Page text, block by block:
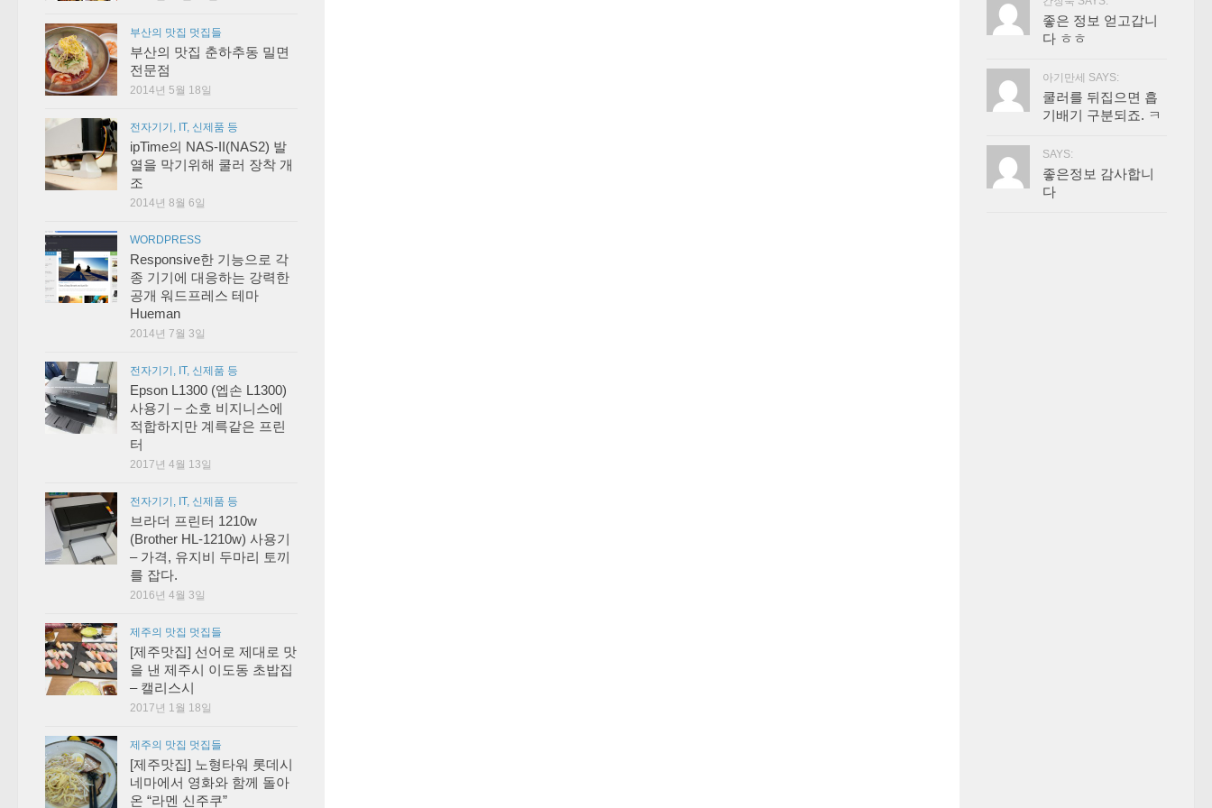
부산의 맛집 멋집들
부산의 맛집 춘하추동 밀면
전문점
2014년 5월 18일
전자기기, IT, 신제품 등
ipTime의 NAS-II(NAS2) 발
열을 막기위해 쿨러 장착 개
조
2014년 8월 6일
WORDPRESS
Responsive한 기능으로 각
종 기기에 대응하는 강력한
공개 워드프레스 테마
Hueman
2014년 7월 3일
전자기기, IT, 신제품 등
Epson L1300 (엡손 L1300)
사용기 – 소호 비지니스에
적합하지만 계륵같은 프린
터
2017년 4월 13일
전자기기, IT, 신제품 등
브라더 프린터 1210w
(Brother HL-1210w) 사용기
– 가격, 유지비 두마리 토끼
를 잡다.
2016년 4월 3일
제주의 맛집 멋집들
[제주맛집] 선어로 제대로 맛
을 낸 제주시 이도동 초밥집
– 캘리스시
2017년 1월 18일
제주의 맛집 멋집들
[제주맛집] 노형타워 롯데시
네마에서 영화와 함께 돌아
온 “라멘 신주쿠”
좋은 정보 얻고갑니
다 ㅎㅎ
아기만세 SAYS:
쿨러를 뒤집으면 흡
기배기 구분되죠. ㅋ
SAYS:
좋은정보 감사합니
다